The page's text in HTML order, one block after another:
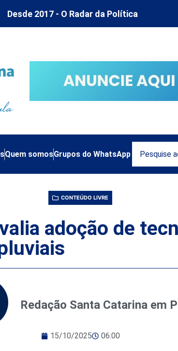
Desde 2017 - O Radar da Política
Quem somosGrupos do WhatsApp
CONTEÚDO LIVRE
adoção de
Redação Santa Catarina em
15/10/2025 06:00